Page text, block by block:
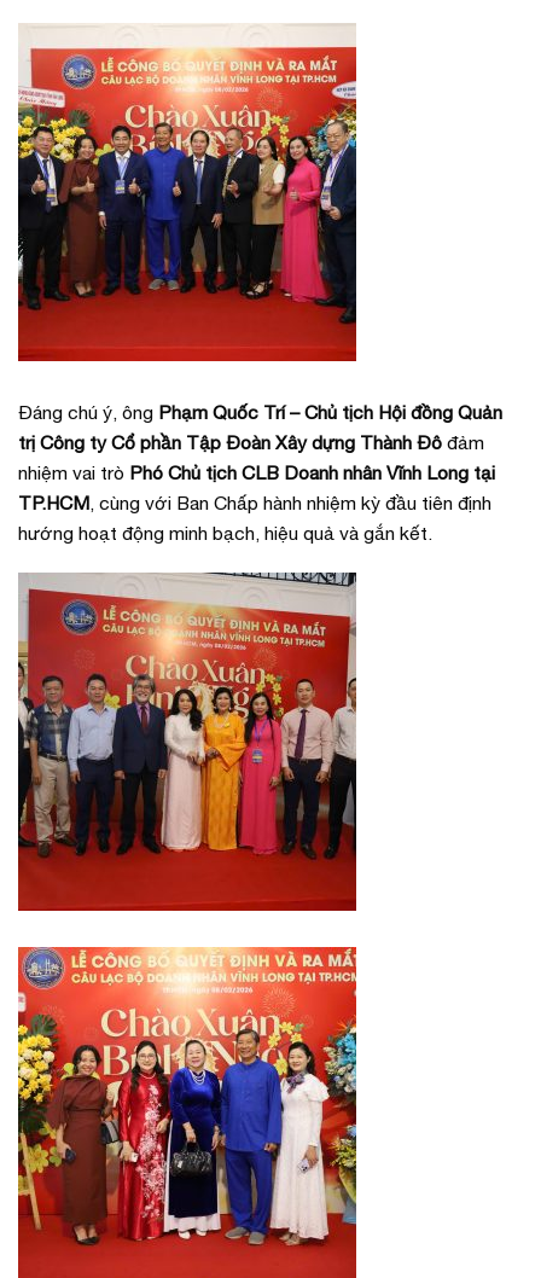
Đáng chú ý, ông Phạm Quốc Trí – Chủ tịch Hội đồng Quản
trị Công ty Cổ phần Tập Đoàn Xây dựng Thành Đô đảm
nhiệm vai trò Phó Chủ tịch CLB Doanh nhân Vĩnh Long tại
TP.HCM, cùng với Ban Chấp hành nhiệm kỳ đầu tiên định
hướng hoạt động minh bạch, hiệu quả và gắn kết.